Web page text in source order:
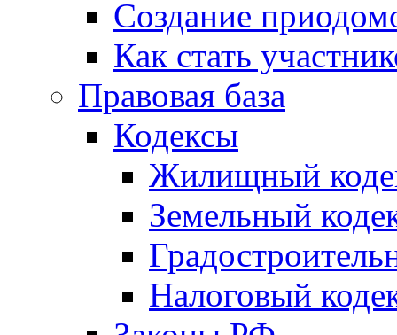
Создание
Как стать
Правовая база
Кодексы
Жилищный
Земельный
Налоговый